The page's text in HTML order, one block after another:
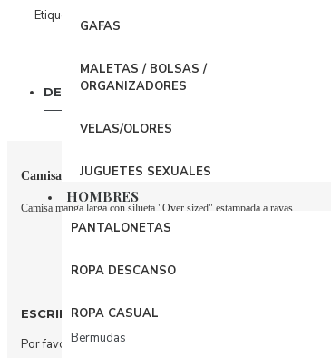
Conjuntos Deportivos
Shorts / Enterizos Deportivos
GAFAS
MALETAS / BOLSAS /
ORGANIZADORES
VELAS/OLORES
JUGUETES SEXUALES
HOMBRES
PANTALONETAS
ROPA DESCANSO
ROPA CASUAL
Bermudas
Etiquetas
DESCRIPCIÓN COMENTARIOS
Camisa Arabella
Camisa manga larga con silueta "Over sized" estampada a rayas.
ESCRIBIR COMENTARIO
Por favoraccedaoregístrate